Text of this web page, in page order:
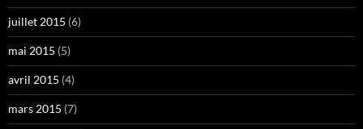
juillet 2015 (6)
mai 2015 (5)
avril 2015 (4)
mars 2015 (7)